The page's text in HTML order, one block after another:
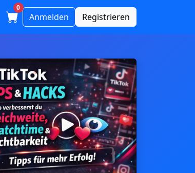
0
Anmelden Registrieren